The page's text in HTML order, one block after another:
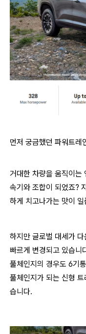
먼저 궁금했던 파워트레
거대한 차량을 움직이는
속기와 조합이 되었죠?
하게 치고나가는 맛이
하지만 글로벌 대세가
빠르게 변경되고 있습니
풀체인지의 경우도 6기
풀체인지가 되는 신형
습니다.